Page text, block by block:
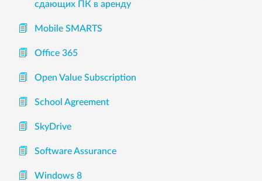
сдающих ПК в аренду
Mobile SMARTS
Office 365
Open Value Subscription
School Agreement
SkyDrive
Software Assurance
Windows 8